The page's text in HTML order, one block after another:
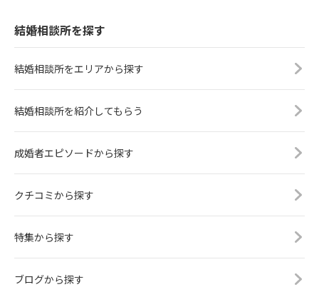
結婚相談所を探す
結婚相談所をエリアから探す
結婚相談所を紹介してもらう
成婚者エピソードから探す
クチコミから探す
特集から探す
ブログから探す